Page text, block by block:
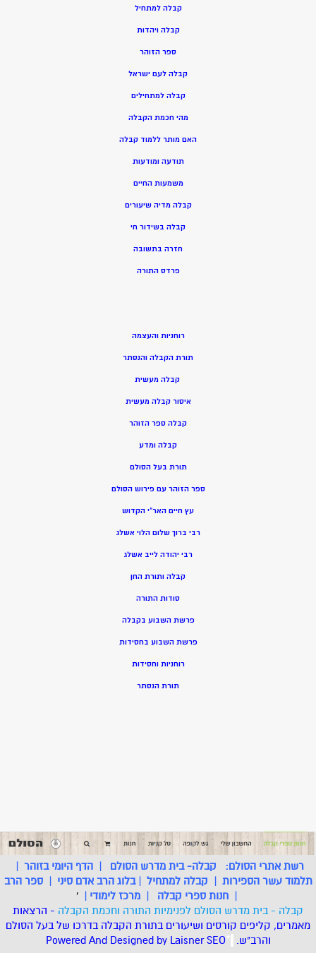
קבלה למתחיל
קבלה ויהדות
ספר הזוהר
קבלה לעם ישראל
קבלה למתחילים
מהי חכמת הקבלה
האם מותר ללמוד קבלה
תודעה ומודעות
משמעות החיים
קבלה מדיה שיעורים
קבלה בשידור חי
חזרה בתשובה
פרדס התורה
רוחניות והעצמה
תורת הקבלה והנסתר
קבלה מעשית
איסור קבלה מעשית
קבלה ספר הזוהר
קבלה ומדע
תורת בעל הסולם
ספר הזוהר עם פירוש הסולם
עץ חיים האר”י הקדוש
רבי ברוך שלום הלוי אשלג
רבי יהודה לייב אשלג
קבלה ותורת החן
סודות התורה
פרשת השבוע בקבלה
פרשת השבוע בחסידות
רוחניות וחסידות
תורת הנסתר
רשת אתרי הסולם: קבלה- בית מדרש הסולם |הדף היומי בזוהר |
תלמוד עשר הספירות | קבלה למתחיל |בלוג הרב אדם סיני |ספר הרב
| חנות ספרי קבלה | מרכז לימודי |
'
קבלה - בית מדרש הסולם לפנימיות התורה וחכמת הקבלה - הרצאות
מאמרים, קליפים קורסים ושיעורים בתורת הקבלה בדרכו של בעל הסולם
והרב"ש.
*
Powered And Designed by LaisnerSEO